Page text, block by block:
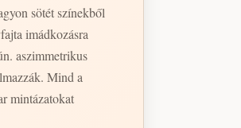
sötét színekből
imádkozásra
aszimmetrikus
Mind a
mintázatokat